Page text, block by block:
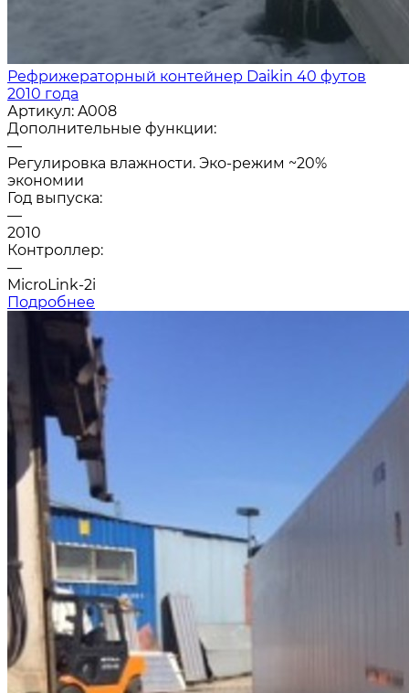
Рефрижераторный контейнер Daikin 40 футов
2010 года
Артикул: A008
Дополнительные функции:
—
Регулировка влажности. Эко-режим ~20%
экономии
Год выпуска:
—
2010
Контроллер:
—
MicroLink-2i
Подробнее